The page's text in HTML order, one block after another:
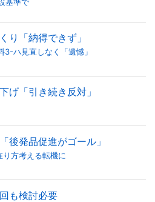
り「納得できず」
ハ見直しなく「遺憾」
げ「引き続き反対」
後発品促進がゴール」
方考える転機に
も検討必要